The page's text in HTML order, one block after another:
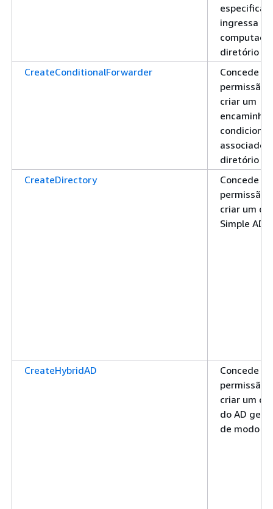
ingressa o
diretório
CreateConditionalForwarder
Concede
permissão
criar um
condicional
associado
diretório
CreateDirectory
Concede
permissão
criar um
Simple AD
CreateHybridAD
Concede
permissão
criar um
do AD
de modo